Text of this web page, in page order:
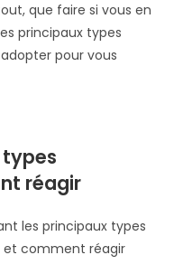
que faire si vous en
principaux types
pour vous
réagir
les principaux types
et comment réagir